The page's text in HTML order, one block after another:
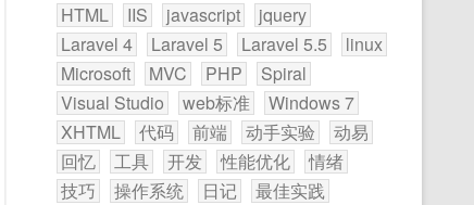
HTML
IIS javascript
jquery
Laravel 4
Laravel 5 Laravel 5.5
linux
Microsoft
MVC PHP
Spiral
Visual Studio
web标准
Windows 7
XHTML
代码 前端 动手实验
动易
回忆
工具 开发 性能优化
情绪
技巧
操作系统 日记
最佳实践